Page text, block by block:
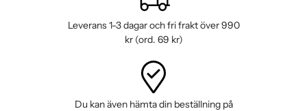
Leverans 1-3 dagar och fri frakt över 990
kr (ord. 69 kr)
Du kan även hämta din beställning på